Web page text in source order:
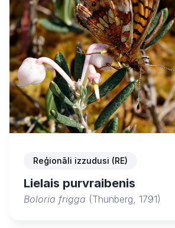
Reģionāli izzudusi (RE)
Lielais purvraibenis
Boloria frigga (Thunberg, 1791)